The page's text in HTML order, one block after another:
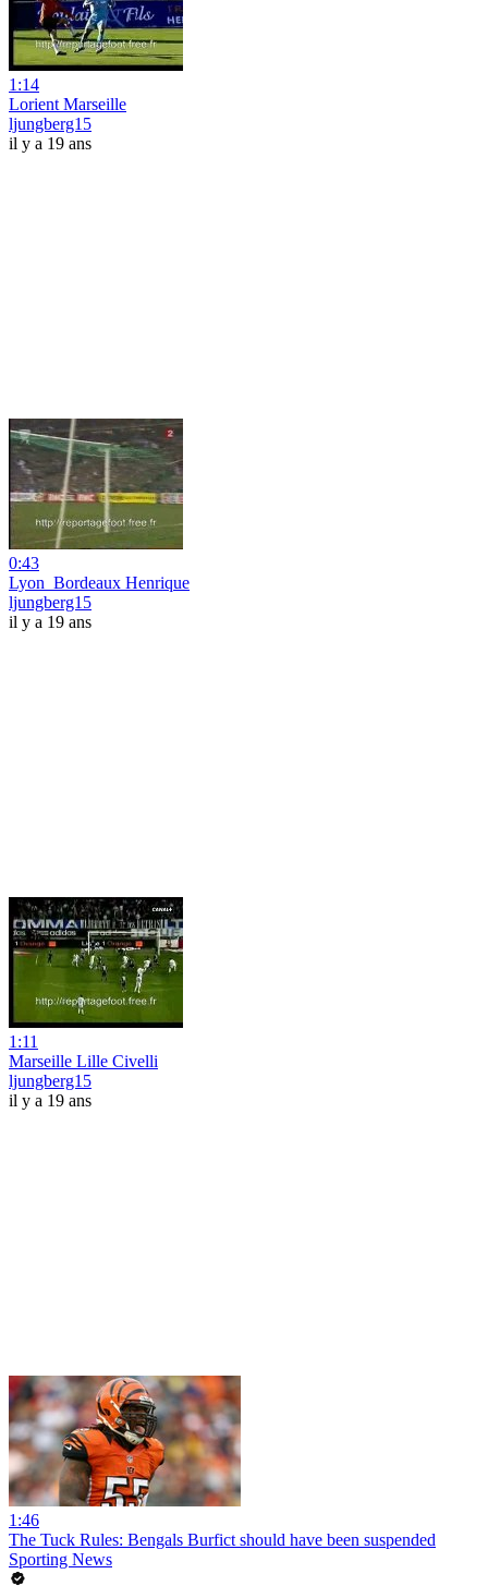
1:14
Lorient Marseille
ljungberg15
il y a 19 ans
0:43
Lyon_Bordeaux Henrique
ljungberg15
il y a 19 ans
1:11
Marseille Lille Civelli
ljungberg15
il y a 19 ans
1:46
The Tuck Rules: Bengals Burfict should have been suspended
Sporting News